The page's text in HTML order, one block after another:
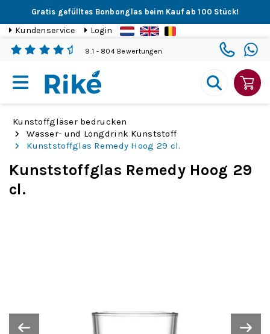
Gratis gefülltes Bonbonglas beim Kauf ab 100 Stück!
Kundenservice Login
9.1 - 804 Bewertungen
Kunstoffgläser bedrucken
Wasser- und Longdrink Kunststoff
Kunststoffglas Remedy Hoog 29 cl.
Kunststoffglas Remedy Hoog 29
cl.